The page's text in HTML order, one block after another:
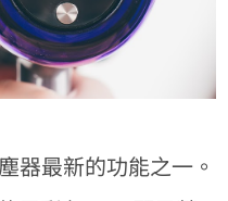
器最新的功能之一。